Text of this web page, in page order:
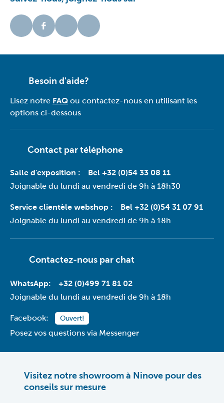
Besoin d'aide?
Lisez notre FAQ ou contactez-nous en utilisant les
options ci-dessous
Contact par téléphone
Salle d'exposition :
Bel +32 (0)54 33 08 11
Joignable du lundi au vendredi de 9h à 18h30
Service clientèle webshop :
Bel +32 (0)54 31 07 91
Joignable du lundi au vendredi de 9h à 18h
Contactez-nous par chat
WhatsApp:
+32 (0)499 71 81 02
Joignable du lundi au vendredi de 9h à 18h
Facebook: Ouvert!
Posez vos questions via Messenger
Visitez notre showroom à Ninove pour des
conseils sur mesure